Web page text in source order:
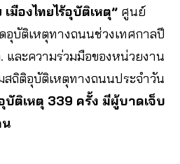
องไทยไร้อุบัติเหตุ” ศูนย์
อุบัติเหตุทางถนนช่วงเทศกาลปี
และความร่วมมือของหน่วยงาน
สถิติอุบัติเหตุทางถนนประจำวัน
บัติเหตุ 339 ครั้ง มีผู้บาดเจ็บ